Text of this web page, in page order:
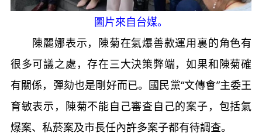
圖片來自台媒。
陳麗娜表示，陳菊在氣爆善款運用裏的角色有
很多可議之處，存在三大決策弊端，如果和陳菊確
有關係，彈劾也是剛好而已。國民黨“文傳會”主委王
育敏表示，陳菊不能自己審查自己的案子，包括氣
爆案、私菸案及市長任內許多案子都有待調查。